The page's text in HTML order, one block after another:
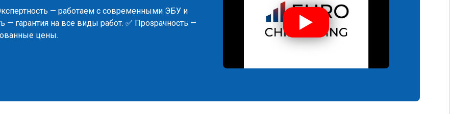
— работаем с современными ЭБУ и
гарантия на все виды работ. ✅ Прозрачность —
цены.